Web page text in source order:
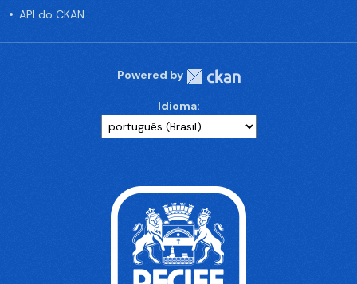
API do CKAN
Powered by
Idioma